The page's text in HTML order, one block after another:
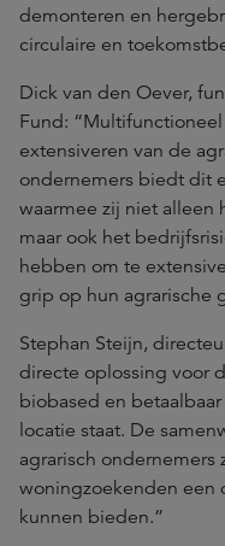
demonteren en
circulaire en
Dick van den Oever,
Fund:
extensiveren van de
ondernemers biedt dit
waarmee zij niet alleen
maar ook het
hebben om te
grip op hun agrarische
Stephan Steijn,
directe oplossing voor
biobased en
locatie staat. De
agrarisch
woningzoekenden een
kunnen bieden.”